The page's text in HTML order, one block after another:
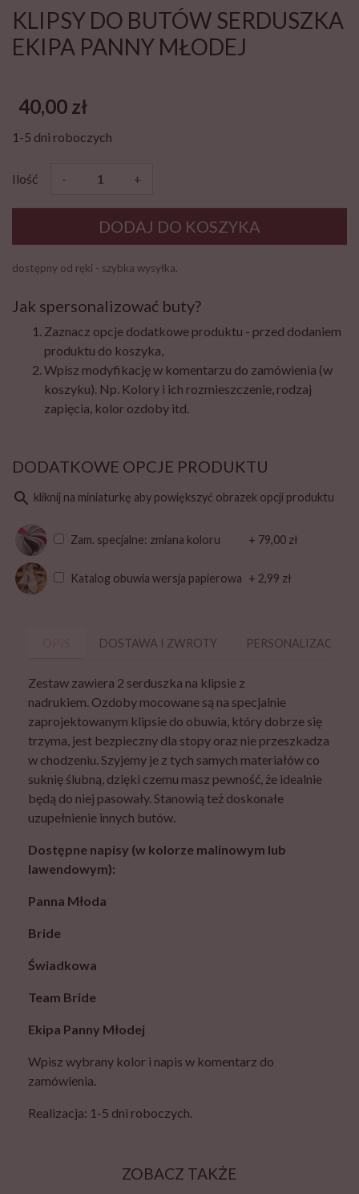
KLIPSY DO BUTÓW SERDUSZKA
EKIPA PANNY MŁODEJ
40,00 zł
1-5 dni roboczych
Ilość - +
DODAJ DO KOSZYKA
dostępny od ręki - szybka wysyłka.
Jak spersonalizować buty?
Zaznacz opcje dodatkowe produktu - przed dodaniem
produktu do koszyka,
Wpisz modyfikację w komentarzu do zamówienia (w
koszyku). Np. Kolory i ich rozmieszczenie, rodzaj
zapięcia, kolor ozdoby itd.
DODATKOWE OPCJE PRODUKTU
search kliknij na miniaturkę aby powiększyć obrazek opcji produktu
Zam. specjalne: zmiana koloru + 79,00 zł
Katalog obuwia wersja papierowa + 2,99 zł
DOSTAWA I ZWROTY PERSONALIZACJA
Zestaw zawiera 2 serduszka na klipsie z
nadrukiem. Ozdoby mocowane są na specjalnie
zaprojektowanym klipsie do obuwia, który dobrze się
trzyma, jest bezpieczny dla stopy oraz nie przeszkadza
w chodzeniu. Szyjemy je z tych samych materiałów co
suknię ślubną, dzięki czemu masz pewność, że idealnie
będą do niej pasowały. Stanowią też doskonałe
uzupełnienie innych butów.
Dostępne napisy (w kolorze malinowym lub
lawendowym):
Panna Młoda
Bride
Świadkowa
Team Bride
Ekipa Panny Młodej
Wpisz wybrany kolor i napis w komentarz do
zamówienia.
Realizacja: 1-5 dni roboczych.
ZOBACZ TAKŻE